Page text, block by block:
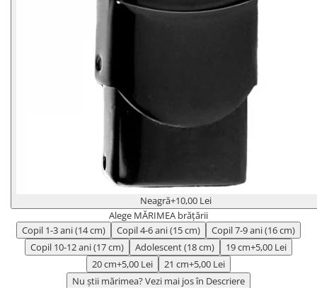
Neagră+10,00 Lei
Alege MĂRIMEA brățării
Copil 1-3 ani (14 cm)
Copil 4-6 ani (15 cm)
Copil 7-9 ani (16 cm)
Copil 10-12 ani (17 cm)
Adolescent (18 cm) 19 cm+5,00 Lei
20 cm+5,00 Lei 21 cm+5,00 Lei
Nu știi mărimea? Vezi mai jos în Descriere